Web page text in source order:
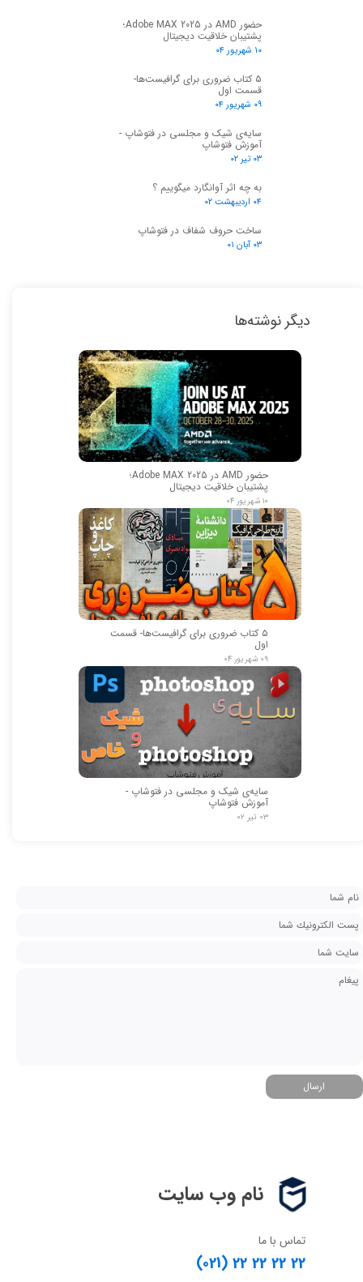
حضور AMD در Adobe MAX 2025؛
پشتیبان خلاقیت دیجیتال
۱۰ شهریور ۰۴
۵ کتاب ضروری برای گرافیست‌ها-
قسمت اول
۰۹ شهریور ۰۴
سایه‌ی شیک و مجلسی در فتوشاپ -
آموزش فتوشاپ
۰۳ تیر ۰۲
به چه اثر آوانگارد میگوییم ؟
۰۴ اردیبهشت ۰۲
ساخت حروف شفاف در فتوشاپ
۰۳ آبان ۰۱
دیگر نوشته‌ها
حضور AMD در Adobe MAX 2025؛
پشتیبان خلاقیت دیجیتال
۱۰ شهریور ۰۴
۵ کتاب ضروری برای گرافیست‌ها- قسمت
اول
۰۹ شهریور ۰۴
سایه‌ی شیک و مجلسی در فتوشاپ -
آموزش فتوشاپ
۰۳ تیر ۰۲
ارسال
نام وب سایت
تماس با ما
(021) 22 22 22 22